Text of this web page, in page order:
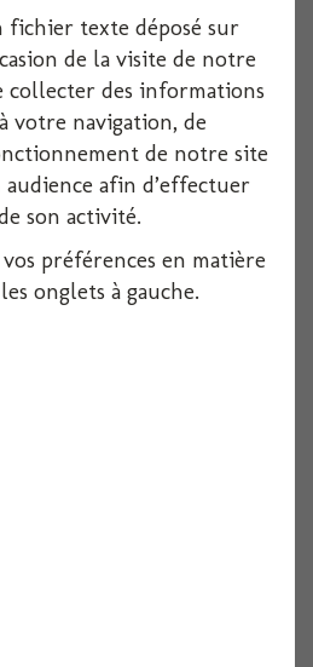
Voir
fichier texte déposé sur
de la visite de notre
collecter des informations
votre navigation, de
de notre site
audience afin d’effectuer
son activité.
préférences en matière
onglets à gauche.